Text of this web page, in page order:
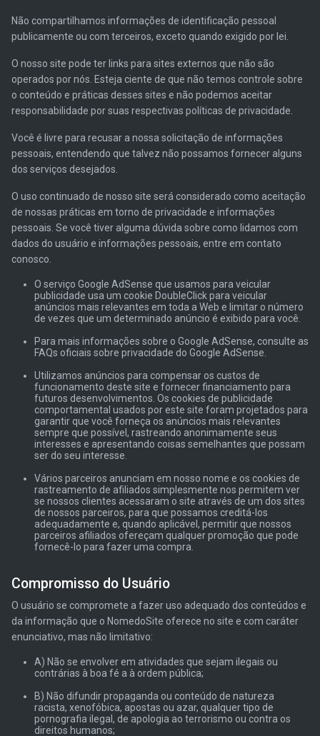
Não compartilhamos informações de identificação pessoal
publicamente ou com terceiros, exceto quando exigido por lei.
O nosso site pode ter links para sites externos que não são
operados por nós. Esteja ciente de que não temos controle sobre
o conteúdo e práticas desses sites e não podemos aceitar
responsabilidade por suas respectivas políticas de privacidade.
Você é livre para recusar a nossa solicitação de informações
pessoais, entendendo que talvez não possamos fornecer alguns
dos serviços desejados.
O uso continuado de nosso site será considerado como aceitação
de nossas práticas em torno de privacidade e informações
pessoais. Se você tiver alguma dúvida sobre como lidamos com
dados do usuário e informações pessoais, entre em contato
conosco.
O serviço Google AdSense que usamos para veicular
publicidade usa um cookie DoubleClick para veicular
anúncios mais relevantes em toda a Web e limitar o número
de vezes que um determinado anúncio é exibido para você.
Para mais informações sobre o Google AdSense, consulte as
FAQs oficiais sobre privacidade do Google AdSense.
Utilizamos anúncios para compensar os custos de
funcionamento deste site e fornecer financiamento para
futuros desenvolvimentos. Os cookies de publicidade
comportamental usados ​​por este site foram projetados para
garantir que você forneça os anúncios mais relevantes
sempre que possível, rastreando anonimamente seus
interesses e apresentando coisas semelhantes que possam
ser do seu interesse.
Vários parceiros anunciam em nosso nome e os cookies de
rastreamento de afiliados simplesmente nos permitem ver
se nossos clientes acessaram o site através de um dos sites
de nossos parceiros, para que possamos creditá-los
adequadamente e, quando aplicável, permitir que nossos
parceiros afiliados ofereçam qualquer promoção que pode
fornecê-lo para fazer uma compra.
Compromisso do Usuário
O usuário se compromete a fazer uso adequado dos conteúdos e
da informação que o NomedoSite oferece no site e com caráter
enunciativo, mas não limitativo:
A) Não se envolver em atividades que sejam ilegais ou
contrárias à boa fé a à ordem pública;
B) Não difundir propaganda ou conteúdo de natureza
racista, xenofóbica, apostas ou azar, qualquer tipo de
pornografia ilegal, de apologia ao terrorismo ou contra os
direitos humanos;